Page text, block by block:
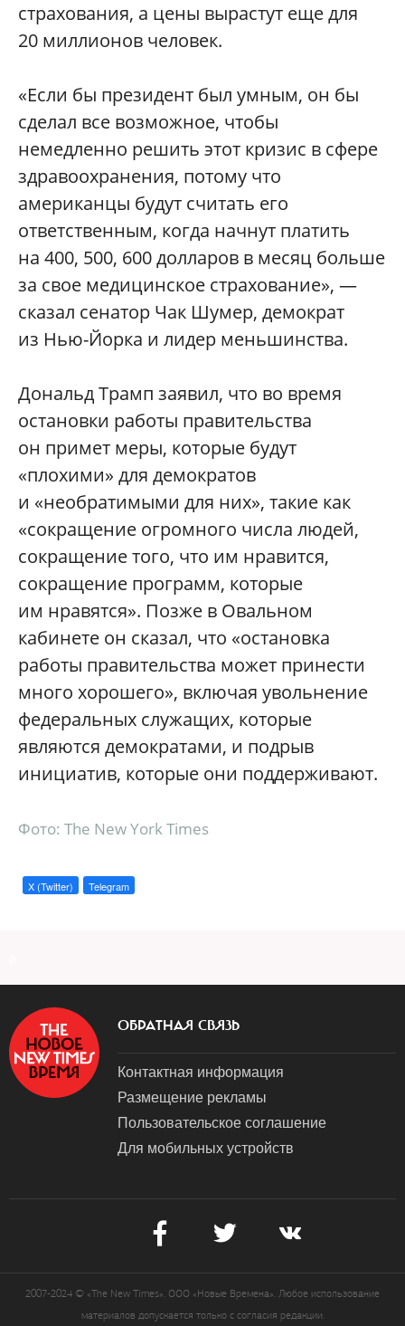
страхования, а цены вырастут еще для
20 миллионов человек.
«Если бы президент был умным, он бы
сделал все возможное, чтобы
немедленно решить этот кризис в сфере
здравоохранения, потому что
американцы будут считать его
ответственным, когда начнут платить
на 400, 500, 600 долларов в месяц больше
за свое медицинское страхование», —
сказал сенатор Чак Шумер, демократ
из Нью-Йорка и лидер меньшинства.
Дональд Трамп заявил, что во время
остановки работы правительства
он примет меры, которые будут
«плохими» для демократов
и «необратимыми для них», такие как
«сокращение огромного числа людей,
сокращение того, что им нравится,
сокращение программ, которые
им нравятся». Позже в Овальном
кабинете он сказал, что «остановка
работы правительства может принести
много хорошего», включая увольнение
федеральных служащих, которые
являются демократами, и подрыв
инициатив, которые они поддерживают.
Фото: The New York Times
X (Twitter) Telegram
ОБРАТНАЯ СВЯЗЬ
Контактная информация
Размещение рекламы
Пользовательское соглашение
Для мобильных устройств
2007-2024 © «The New Times». ООО «Новые Времена». Любое использование
материалов допускается только с согласия редакции.